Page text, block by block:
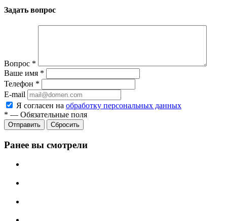
Задать вопрос
Вопрос *
Ваше имя *
Телефон *
E-mail
Я согласен на обработку персональных данных
* — Обязательные поля
Отправить Сбросить
Ранее вы смотрели